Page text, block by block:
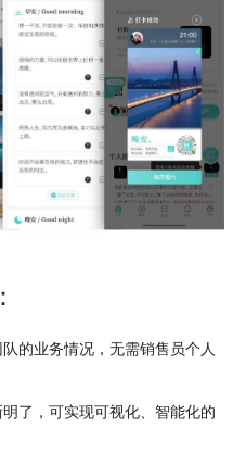
的业务情况，无需销售员个人
了，可实现可视化、智能化的